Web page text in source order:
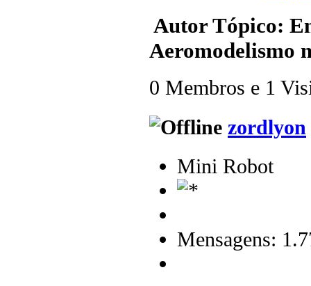
AutorTópico:
Aeromodelismo
0 Membros e 1
zordlyon
Mini Robot
Mensagens: